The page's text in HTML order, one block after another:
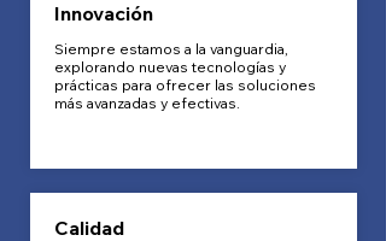
Innovación
Siempre estamos a la vanguardia,
explorando nuevas tecnologías y
prácticas para ofrecer las soluciones
más avanzadas y efectivas.
Calidad